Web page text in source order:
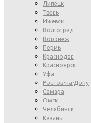
Липецк
Тверь
Ижевск
Волгоград
Воронеж
Пермь
Краснодар
Красноярск
Уфа
Ростов-на-Дону
Самара
Омск
Челябинск
Казань